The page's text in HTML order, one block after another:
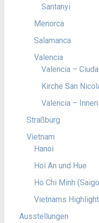
Santanyi
Menorca
Salamanca
Valencia
Valencia –
Kirche San
Valencia –
Straßburg
Vietnam
Hanoi
Hoi An und Hue
Ho Chi Minh
Vietnams
Ausstellungen